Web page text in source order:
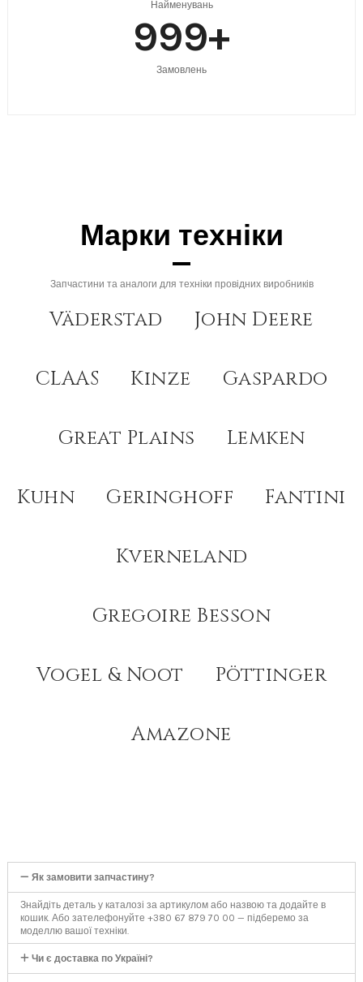
Найменувань
999+
Замовлень
Марки техніки
Запчастини та аналоги для техніки провідних виробників
Väderstad John Deere
CLAAS Kinze Gaspardo
Great Plains Lemken
Kuhn Geringhoff Fantini
Kverneland
Gregoire Besson
Vogel & Noot Pöttinger
Amazone
Як замовити запчастину?
Знайдіть деталь у каталозі за артикулом або назвою та додайте в
кошик. Або зателефонуйте +380 67 879 70 00 — підберемо за
моделлю вашої техніки.
Чи є доставка по Україні?